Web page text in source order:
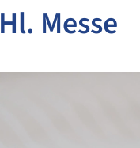
Hl. Messe